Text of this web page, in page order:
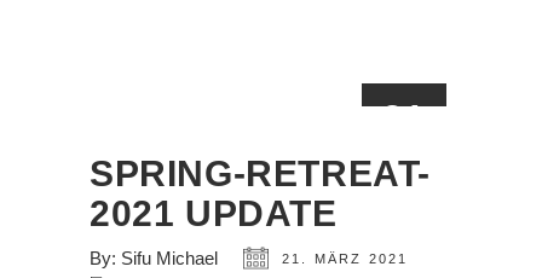
21
SPRING-RETREAT-
2021 UPDATE
By: Sifu Michael 21. MÄRZ 2021